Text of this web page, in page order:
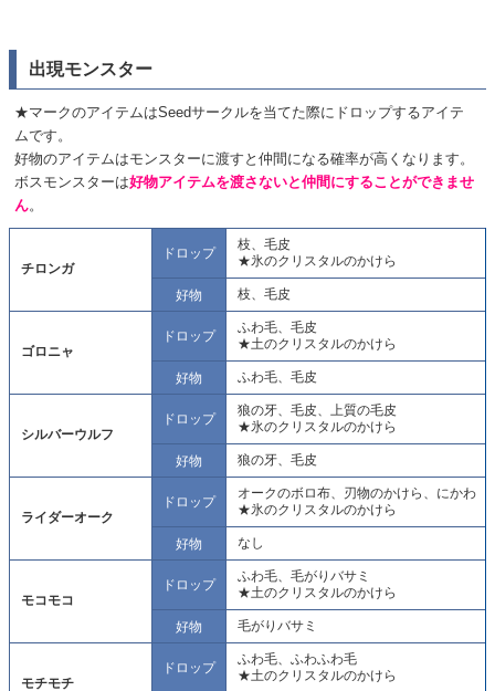
出現モンスター
★マークのアイテムはSeedサークルを当てた際にドロップするアイテ
ムです。
好物のアイテムはモンスターに渡すと仲間になる確率が高くなります。
ボスモンスターは好物アイテムを渡さないと仲間にすることができませ
ん。
チロンガ
ドロップ
枝、毛皮
★氷のクリスタルのかけら
好物 枝、毛皮
ゴロニャ
ドロップ
ふわ毛、毛皮
★土のクリスタルのかけら
好物 ふわ毛、毛皮
シルバーウルフ
ドロップ
狼の牙、毛皮、上質の毛皮
★氷のクリスタルのかけら
好物 狼の牙、毛皮
ライダーオーク
ドロップ
オークのボロ布、刃物のかけら、にかわ
★氷のクリスタルのかけら
好物 なし
モコモコ
ドロップ
ふわ毛、毛がりバサミ
★土のクリスタルのかけら
好物 毛がりバサミ
モチモチ
ドロップ
ふわ毛、ふわふわ毛
★土のクリスタルのかけら